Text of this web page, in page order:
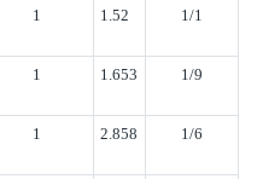
1 1.52 1/1
1 1.653 1/9
1 2.858 1/6